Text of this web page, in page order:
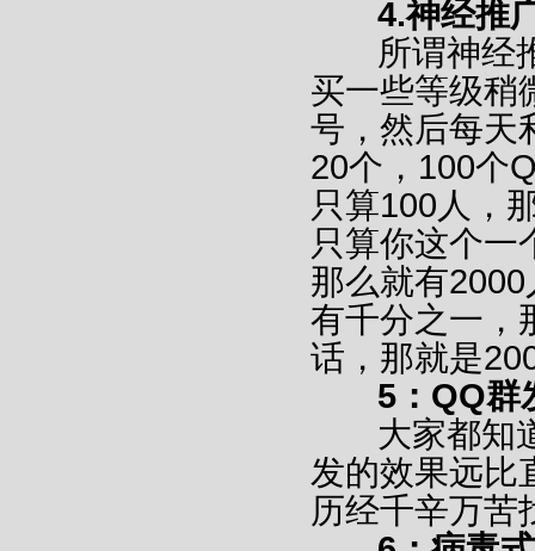
4.神经推
所谓神经
买一些等级稍
号，然后每天
20个，100个
只算100人，
只算你这个一
那么就有
有千分之一，
话，那就是
5：QQ群
大家都知
发的效果远比
历经千辛万